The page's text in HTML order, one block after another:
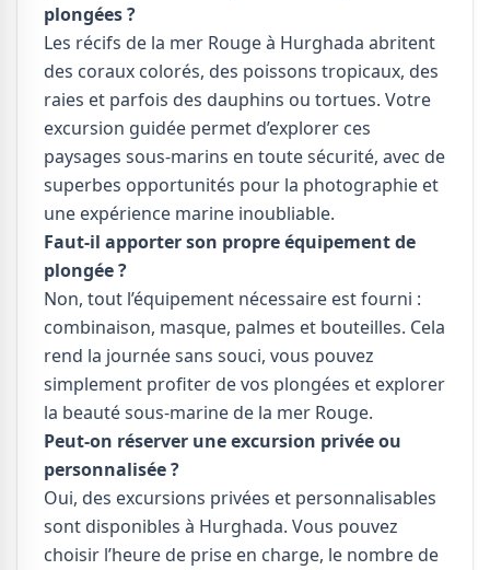
plongées ?
Les récifs de la mer Rouge à Hurghada abritent
des coraux colorés, des poissons tropicaux, des
raies et parfois des dauphins ou tortues. Votre
excursion guidée permet d’explorer ces
paysages sous-marins en toute sécurité, avec de
superbes opportunités pour la photographie et
une expérience marine inoubliable.
Faut-il apporter son propre équipement de
plongée ?
Non, tout l’équipement nécessaire est fourni :
combinaison, masque, palmes et bouteilles. Cela
rend la journée sans souci, vous pouvez
simplement profiter de vos plongées et explorer
la beauté sous-marine de la mer Rouge.
Peut-on réserver une excursion privée ou
personnalisée ?
Oui, des excursions privées et personnalisables
sont disponibles à Hurghada. Vous pouvez
choisir l’heure de prise en charge, le nombre de